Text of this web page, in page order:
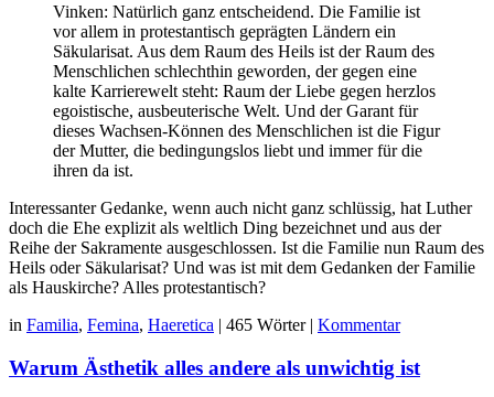
Vinken: Natürlich ganz entscheidend. Die Familie ist
vor allem in protestantisch geprägten Ländern ein
Säkularisat. Aus dem Raum des Heils ist der Raum des
Menschlichen schlechthin geworden, der gegen eine
kalte Karrierewelt steht: Raum der Liebe gegen herzlos
egoistische, ausbeuterische Welt. Und der Garant für
dieses Wachsen-Können des Menschlichen ist die Figur
der Mutter, die bedingungslos liebt und immer für die
ihren da ist.
Interessanter Gedanke, wenn auch nicht ganz schlüssig, hat Luther
doch die Ehe explizit als weltlich Ding bezeichnet und aus der
Reihe der Sakramente ausgeschlossen. Ist die Familie nun Raum des
Heils oder Säkularisat? Und was ist mit dem Gedanken der Familie
als Hauskirche? Alles protestantisch?
in Familia, Femina, Haeretica | 465 Wörter | Kommentar
Warum Ästhetik alles andere als unwichtig ist